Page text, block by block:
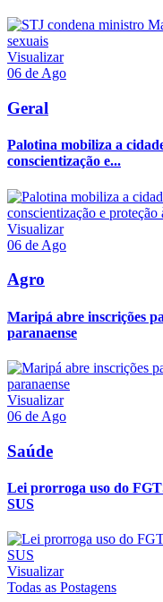
Visualizar
06 de Ago
Geral
Palotina mobiliza a
conscientização e...
Visualizar
06 de Ago
Agro
Maripá abre inscrições
paranaense
Visualizar
06 de Ago
Saúde
Lei prorroga uso do
SUS
Visualizar
Todas as Postagens